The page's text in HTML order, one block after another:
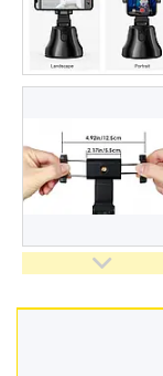
Все для
Лайтбокси,
Кільцеві
відеосвітло
відеокамер
Стедіками,
Моноподи
Лінзи-